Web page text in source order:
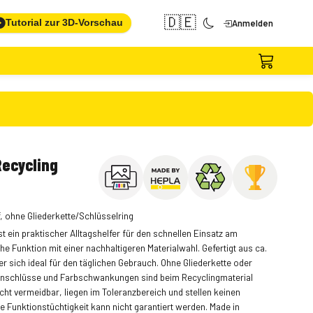
Tutorial zur 3D-Vorschau 🇩🇪 Anmelden
ohne Gliederkette/Schlüsselring
ein praktischer Alltagshelfer für den schnellen Einsatz am
Funktion mit einer nachhaltigeren Materialwahl. Gefertigt aus ca.
sich ideal für den täglichen Gebrauch. Ohne Gliederkette oder
und Farbschwankungen sind beim Recyclingmaterial
vermeidbar, liegen im Toleranzbereich und stellen keinen
Funktionstüchtigkeit kann nicht garantiert werden. Made in